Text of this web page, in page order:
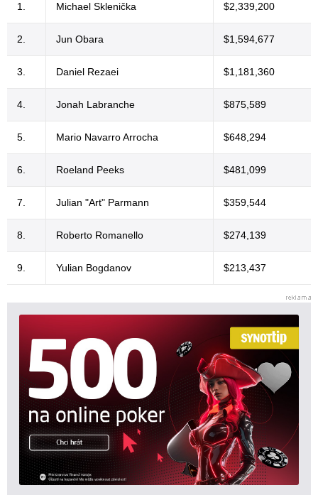
1. Michael Sklenička $2,339,200
2. Jun Obara $1,594,677
3. Daniel Rezaei $1,181,360
4. Jonah Labranche $875,589
5. Mario Navarro Arrocha $648,294
6. Roeland Peeks $481,099
7. Julian "Art" Parmann $359,544
8. Roberto Romanello $274,139
9. Yulian Bogdanov $213,437